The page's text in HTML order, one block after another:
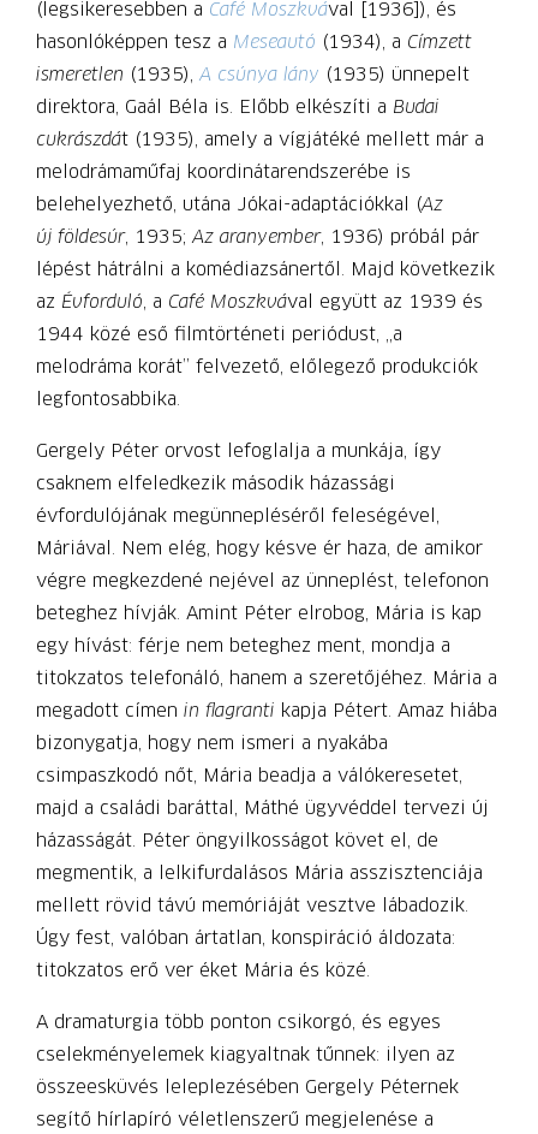
(legsikeresebben a Café Moszkvával [1936]), és
hasonlóképpen tesz a Meseautó (1934), a Címzett
ismeretlen (1935), A csúnya lány (1935) ünnepelt
direktora, Gaál Béla is. Előbb elkészíti a Budai
cukrászdát (1935), amely a vígjátéké mellett már a
melodráma­műfaj koordinátarendszerébe is
belehelyezhető, utána Jókai-adaptációkkal (Az
új földesúr, 1935;Az aranyember, 1936) próbál pár
lépést hátrálni a komédiazsánertől. Majd következik
az Évforduló, a Café Moszkvával együtt az 1939 és
1944 közé eső filmtörténeti periódust, „a
melodráma korát” felvezető, előlegező produkciók
legfontosabbika.
Gergely Péter orvost lefoglalja a munkája, így
csaknem elfeledkezik második házassági
évfordulójának megünnepléséről feleségével,
Máriával. Nem elég, hogy késve ér haza, de amikor
végre megkezdené nejével az ünneplést, telefonon
beteghez hívják. Amint Péter elrobog, Mária is kap
egy hívást: férje nem beteghez ment, mondja a
titokzatos telefonáló, hanem a szeretőjéhez. Mária a
megadott címen in flagranti kapja Pétert. Amaz hiába
bizonygatja, hogy nem ismeri a nyakába
csimpaszkodó nőt, Mária beadja a váló­keresetet,
majd a családi baráttal, Máthé ügyvéddel tervezi új
házasságát. Péter öngyilkosságot követ el, de
megmentik, a lelkifurdalásos Mária asszisztenciája
mellett rövid távú memóriáját vesztve lábadozik.
Úgy fest, valóban ártatlan, konspiráció áldozata:
titokzatos erő ver éket Mária és közé.
A dramaturgia több ponton csikorgó, és egyes
cselekményelemek kiagyaltnak tűnnek: ilyen az
összeesküvés leleplezésében Gergely Péternek
segítő hírlapíró véletlenszerű megjelenése a